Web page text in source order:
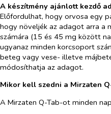
A készítmény ajánlott kezdő
Előfordulhat, hogy orvosa egy
hogy növeljék az adagot arra a
számára (15 és 45 mg között
ugyanaz minden korcsoport
beteg vagy vese- illetve
módosíthatja az adagot.
Mikor kell szedni a Mirzaten
A Mirzaten Q-Tab-ot minden